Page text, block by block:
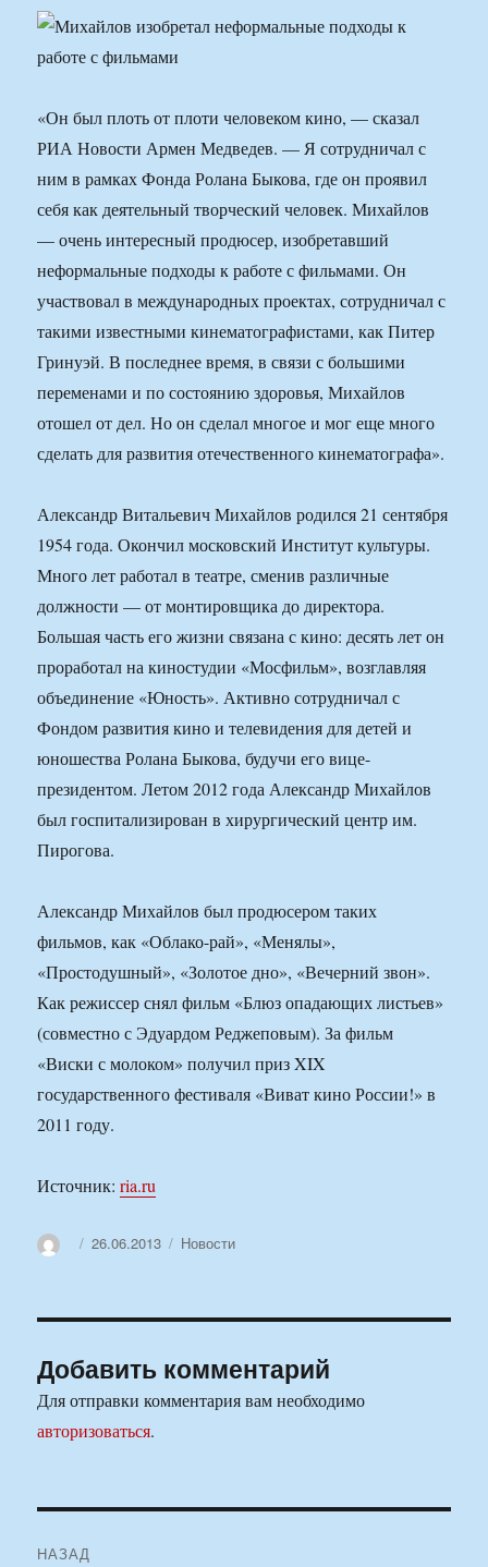
«Он был плоть от плоти человеком кино, — сказал
РИА Новости Армен Медведев. — Я сотрудничал с
ним в рамках Фонда Ролана Быкова, где он проявил
себя как деятельный творческий человек. Михайлов
— очень интересный продюсер, изобретавший
неформальные подходы к работе с фильмами. Он
участвовал в международных проектах, сотрудничал с
такими известными кинематографистами, как Питер
Гринуэй. В последнее время, в связи с большими
переменами и по состоянию здоровья, Михайлов
отошел от дел. Но он сделал многое и мог еще много
сделать для развития отечественного кинематографа».
Александр Витальевич Михайлов родился 21 сентября
1954 года. Окончил московский Институт культуры.
Много лет работал в театре, сменив различные
должности — от монтировщика до директора.
Большая часть его жизни связана с кино: десять лет он
проработал на киностудии «Мосфильм», возглавляя
объединение «Юность». Активно сотрудничал с
Фондом развития кино и телевидения для детей и
юношества Ролана Быкова, будучи его вице-
президентом. Летом 2012 года Александр Михайлов
был госпитализирован в хирургический центр им.
Пирогова.
Александр Михайлов был продюсером таких
фильмов, как «Облако-рай», «Менялы»,
«Простодушный», «Золотое дно», «Вечерний звон».
Как режиссер снял фильм «Блюз опадающих листьев»
(совместно с Эдуардом Реджеповым). За фильм
«Виски с молоком» получил приз XIX
государственного фестиваля «Виват кино России!» в
2011 году.
Источник:ria.ru
АвторОпубликовано
26.06.2013 Рубрики
Новости
Добавить комментарий
Для отправки комментария вам необходимо
авторизоваться.
НАЗАД